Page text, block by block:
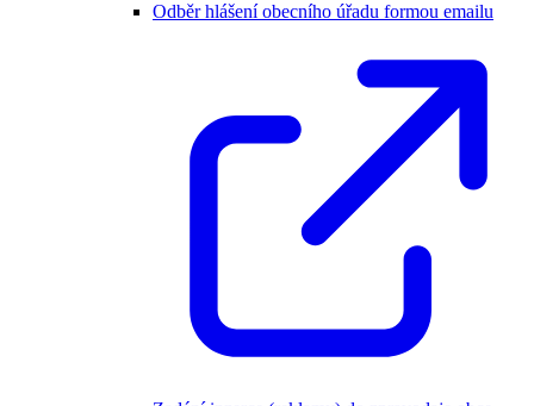
Odběr hlášení obecního úřadu formou emailu